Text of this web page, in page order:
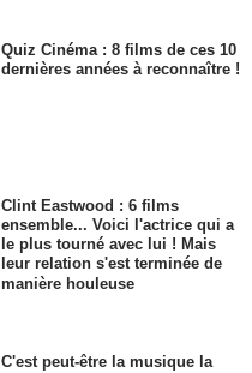
Quiz Cinéma : 8 films de ces 10
dernières années à reconnaître !
Clint Eastwood : 6 films
ensemble... Voici l'actrice qui a
le plus tourné avec lui ! Mais
leur relation s'est terminée de
manière houleuse
C'est peut-être la musique la